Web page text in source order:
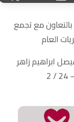
مع تجمع
العام
ابراهيم زاهر